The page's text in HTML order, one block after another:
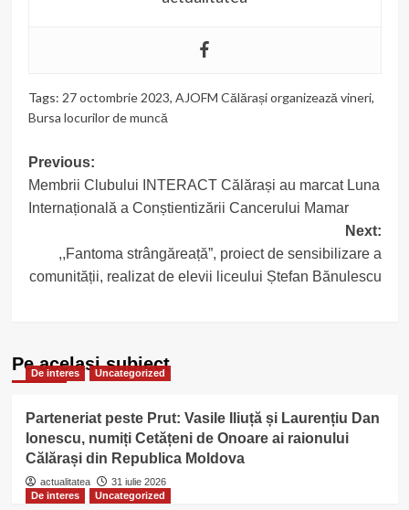
Tags: 27 octombrie 2023, AJOFM Călărași organizează vineri,
Bursa locurilor de muncă
Post
navigation
Previous:
Membrii Clubului INTERACT Călărași au marcat Luna
Internațională a Conștientizării Cancerului Mamar
Next:
,,Fantoma strângăreață”, proiect de sensibilizare a
comunității, realizat de elevii liceului Ștefan Bănulescu
Pe acelasi subiect
De interes Uncategorized
Parteneriat peste Prut: Vasile Iliuță și Laurențiu Dan
Ionescu, numiți Cetățeni de Onoare ai raionului
Călărași din Republica Moldova
actualitatea
31 iulie 2026
De interes
Uncategorized